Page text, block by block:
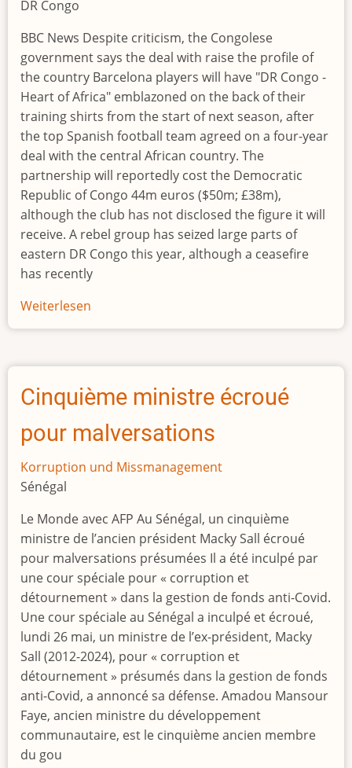
DR Congo
BBC News Despite criticism, the Congolese
government says the deal with raise the profile of
the country Barcelona players will have "DR Congo -
Heart of Africa" emblazoned on the back of their
training shirts from the start of next season, after
the top Spanish football team agreed on a four-year
deal with the central African country. The
partnership will reportedly cost the Democratic
Republic of Congo 44m euros ($50m; £38m),
although the club has not disclosed the figure it will
receive. A rebel group has seized large parts of
eastern DR Congo this year, although a ceasefire
has recently
Weiterlesen
Barcelona
shirt
sponsorship
deal
with
war-
torn
Cinquième ministre écroué
pour malversations
Korruption und Missmanagement
Sénégal
Le Monde avec AFP Au Sénégal, un cinquième
ministre de l’ancien président Macky Sall écroué
pour malversations présumées Il a été inculpé par
une cour spéciale pour « corruption et
détournement » dans la gestion de fonds anti-Covid.
Une cour spéciale au Sénégal a inculpé et écroué,
lundi 26 mai, un ministre de l’ex-président, Macky
Sall (2012-2024), pour « corruption et
détournement » présumés dans la gestion de fonds
anti-Covid, a annoncé sa défense. Amadou Mansour
Faye, ancien ministre du développement
communautaire, est le cinquième ancien membre
du gou